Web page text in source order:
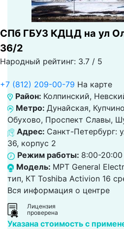
СПб ГБУЗ КДЦД на ул
36/2
Народный рейтинг: 3.7 / 5
+7 (812) 209-00-79 На карте
Район: Колпинский,
Метро: Дунайская,
Обухово, Проспект Славы,
Адрес: Санкт-Петербург:
36, корпус 2
Режим работы: 8:00-20:00
Модель: МРТ General
тип, КТ Toshiba Activion 16
Вся информация о центре
Лицензия
проверена
Указана стоимость с